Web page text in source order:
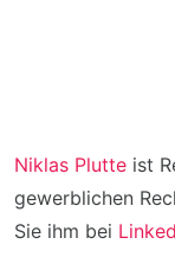
Niklas Plutte ist
gewerblichen
Sie ihm bei